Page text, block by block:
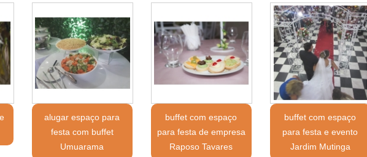
alugar espaço para
festa com buffet
Umuarama
buffet com espaço
para festa de empresa
Raposo Tavares
buffet com espaço
para festa e evento
Jardim Mutinga